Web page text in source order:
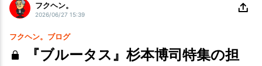
フクヘン。
2026/06/27 15:39
フクヘン。ブログ
『ブルータス』杉本博司特集の担